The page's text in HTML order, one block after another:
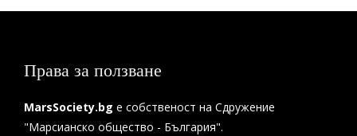
Права за ползване
MarsSociety.bg е собственост на Сдружение
"Марсианско общество - България".